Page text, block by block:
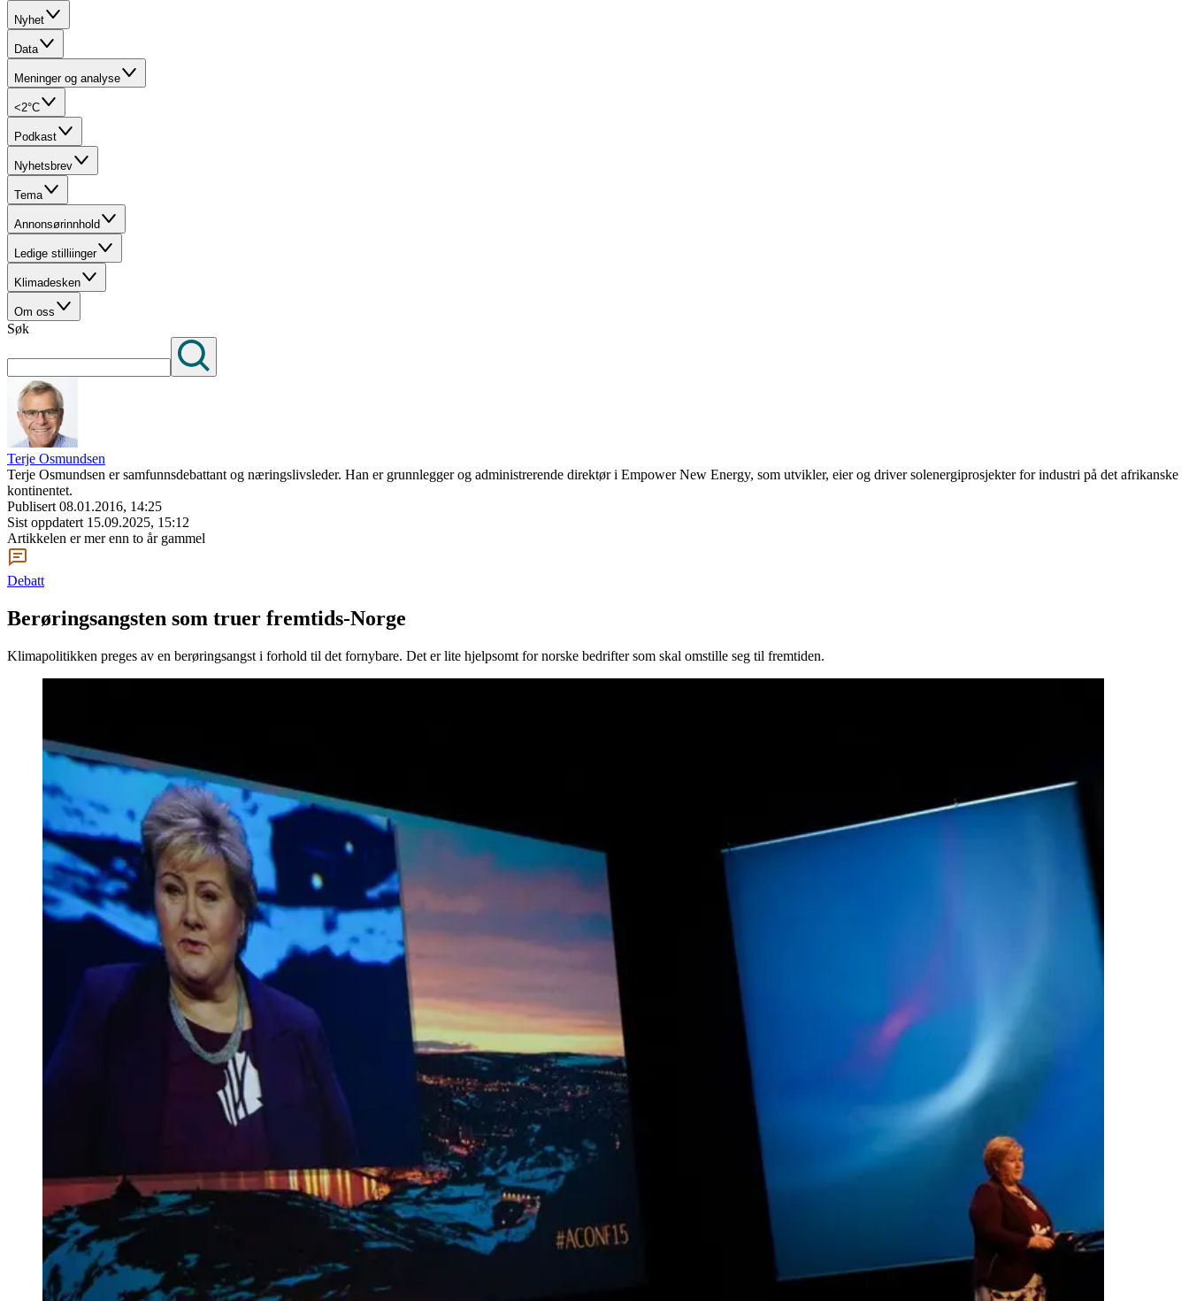
Nyhet
Data
Meninger og analyse
<2°C
Podkast
Nyhetsbrev
Tema
Annonsørinnhold
Ledige stilliinger
Klimadesken
Om oss
Søk
Terje Osmundsen
Terje Osmundsen er samfunnsdebattant og næringslivsleder. Han er grunnlegger og administrerende direktør i Empower New Energy, som utvikler, eier og driver solenergiprosjekter for industri på det afrikanske
kontinentet.
Publisert 08.01.2016, 14:25
Sist oppdatert 15.09.2025, 15:12
Artikkelen er mer enn to år gammel
Debatt
Berøringsangsten som truer fremtids-Norge
Klimapolitikken preges av en berøringsangst i forhold til det fornybare. Det er lite hjelpsomt for norske bedrifter som skal omstille seg til fremtiden.